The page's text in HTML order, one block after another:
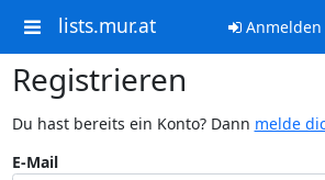
lists.mur.at Anmelden
Registrieren
Du hast bereits ein Konto? Dann melde
E-Mail